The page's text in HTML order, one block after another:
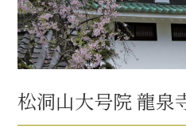
松洞山大号院 龍泉